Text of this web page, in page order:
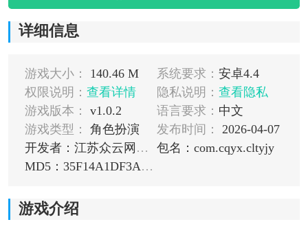
详细信息
游戏大小： 140.46 M 系统要求： 安卓4.4
权限说明： 查看详情 隐私说明： 查看隐私
游戏版本：
v1.0.2 语言要求： 中文
游戏类型：
角色扮演 发布时间：
2026-04-07
开发者：江苏众云网络科技有限公司
包名：com.cqyx.cltyjy
MD5：35F14A1DF3AE7328AB179ED7E8E22E29
游戏介绍